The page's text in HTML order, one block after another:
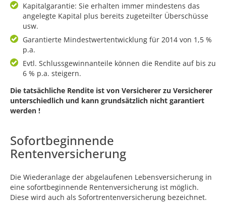
Kapitalgarantie: Sie erhalten immer mindestens das
angelegte Kapital plus bereits zugeteilter Überschüsse
usw.
Garantierte Mindestwertentwicklung für 2014 von 1,5 %
p.a.
Evtl. Schlussgewinnanteile können die Rendite auf bis zu
6 % p.a. steigern.
Die tatsächliche Rendite ist von Versicherer zu Versicherer
unterschiedlich und kann grundsätzlich nicht garantiert
werden !
Sofortbeginnende
Rentenversicherung
Die Wiederanlage der abgelaufenen Lebensversicherung in
eine sofortbeginnende Rentenversicherung ist möglich.
Diese wird auch als Sofortrentenversicherung bezeichnet.